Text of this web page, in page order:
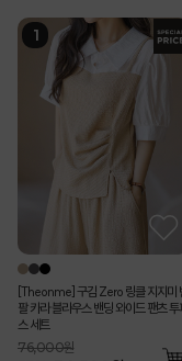
[Theonme] 구김 Zero 링클 지지미
팔 카라 블라우스 밴딩 와이드 팬츠 투
스 세트
76,000원